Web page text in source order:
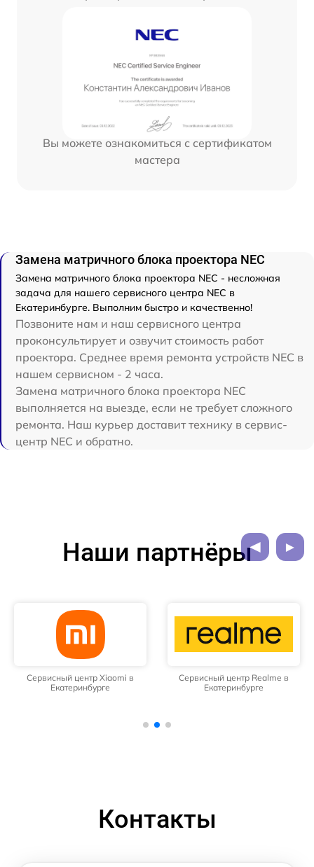
Вы можете ознакомиться с сертификатом
мастера
Замена матричного блока проектора NEC
Замена матричного блока проектора NEC - несложная
задача для нашего сервисного центра NEC в
Екатеринбурге. Выполним быстро и качественно!
Позвоните нам и наш сервисного центра
проконсультирует и озвучит стоимость работ
проектора. Среднее время ремонта устройств NEC в
нашем сервисном - 2 часа.
Замена матричного блока проектора NEC
выполняется на выезде, если не требует сложного
ремонта. Наш курьер доставит технику в сервис-
центр NEC и обратно.
Наши партнёры
Сервисный центр Xiaomi в
Екатеринбурге
Сервисный центр Realme в
Екатеринбурге
Контакты